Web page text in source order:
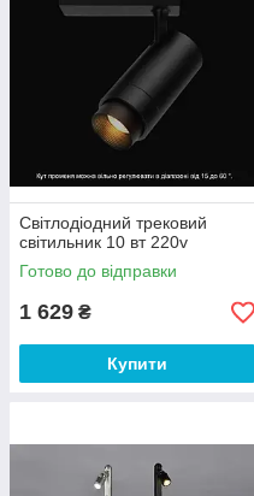
Світлодіодний трековий
світильник 10 вт 220v
Готово до відправки
1 629 ₴
Купити